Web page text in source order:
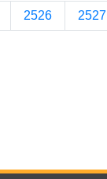
2526 2527